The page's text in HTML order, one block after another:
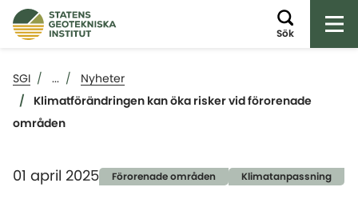
Sök
SGI ...
Nyheter
Klimatförändringen kan öka risker vid förorenade
områden
01 april 2025 Förorenade områden Klimatanpassning